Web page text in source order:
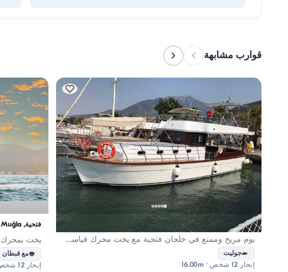
قوارب مشابهة
فتحية, Muğla
يوم مريح وممتع في خلجان فتحية مع يخت محرك قياسي لـ 12 شخصًا
جوليت
إبحار 12 شخص · 16.00m
فتحية, Muğla
يخت بمحرك بطول 14
مع قبطان
إبحار 12 شخص · 14.00m